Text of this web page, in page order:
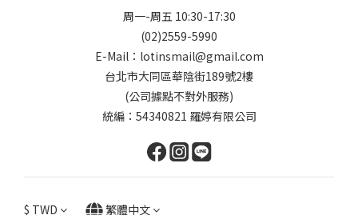
周一-周五 10:30-17:30
(02)2559-5990
E-Mail：lotinsmail@gmail.com
台北市大同區華陰街189號2樓
(公司據點不對外服務)
統編：54340821 羅婷有限公司
$ TWD 繁體中文